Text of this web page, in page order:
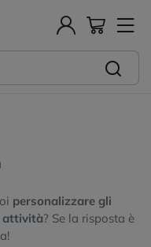
personalizzare gli
attività? Se la risposta è